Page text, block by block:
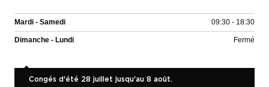
Mardi - Samedi 09:30 - 18:30
Dimanche - Lundi Fermé
Congés d'été 28 juillet jusqu'au 8 août.